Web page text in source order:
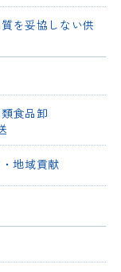
を妥協しない供
食品卸
地域貢献